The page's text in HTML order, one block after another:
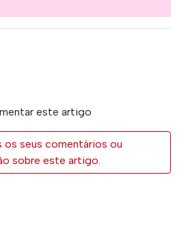
este artigo
os seus comentários ou
sobre este artigo.